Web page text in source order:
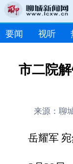
要闻 视听
市二院
来源：聊
岳耀军 宛